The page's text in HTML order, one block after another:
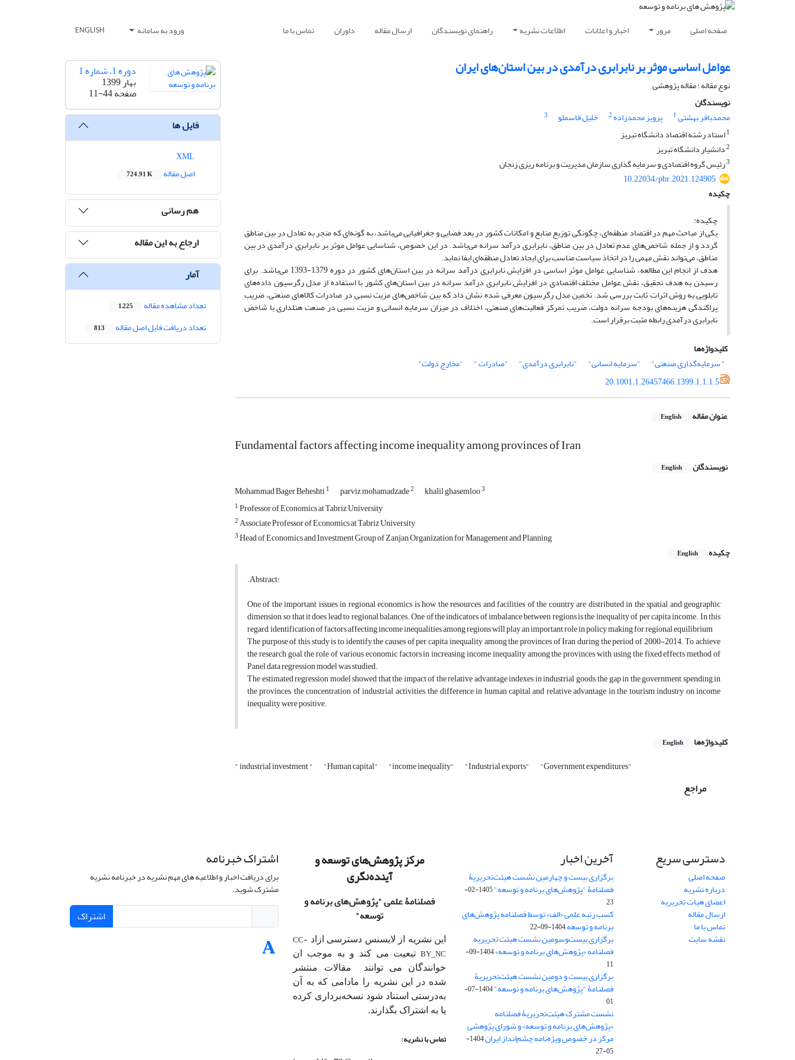
صفحه اصلی مرور اخبار و اعلانات اطلاعات نشریه راهنمای نویسندگان ارسال مقاله داوران تماس با ما ورود به سامانه ENGLISH
عوامل اساسی موثر بر نابرابری درآمدی در بین استان‌های ایران
نوع مقاله : مقاله پژوهشی
نویسندگان
محمدباقر بهشتی1 پرویز محمدزاده2 خلیل قاسملو
3
1استاد رشته اقتصاد دانشگاه تبریز
2دانشیار دانشگاه تبریز
3رئیس گروه اقتصادی و سرمایه گذاری سازمان مدیریت و برنامه ریزی زنجان
10.22034/pbr.2021.124905
چکیده
چکیده:
یکی از مباحث مهم در اقتصاد منطقه‌ای، چگونگی توزیع منابع و امکانات کشور در بعد فضایی و جغرافیایی می‌باشد، به گونه‌ای که منجر به تعادل در بین مناطق
گردد و از جمله شاخص‌های عدم تعادل در بین مناطق، نابرابری درآمد سرانه می‌باشد. در این خصوص، شناسایی عوامل موثر بر نابرابری درآمدی در بین
مناطق، می‌تواند نقش مهمی را در اتخاذ سیاست مناسب برای ایجاد تعادل منطقه‌ای ایفا نماید.
هدف از انجام این مطالعه، شناسایی عوامل موثر اساسی در افزایش نابرابری درآمد سرانه در بین استان‌های کشور در دوره 1379-1393 می‌باشد. برای
رسیدن به هدف تحقیق، نقش عوامل مختلف اقتصادی در افزایش نابرابری درآمد سرانه در بین استان‌های کشور با استفاده از مدل رگرسیون داده‌های
تابلویی به روش اثرات ثابت بررسی شد. تخمین مدل رگرسیون معرفی شده نشان داد که بین شاخص‌های مزیت نسبی در صادرات کالاهای صنعتی، ضریب
پراکندگی هزینه‌های بودجه سرانه دولت، ضریب تمرکز فعالیت‌های صنعتی، اختلاف در میزان سرمایه انسانی و مزیت نسبی در صنعت هتلداری با شاخص
نابرابری درآمدی رابطه مثبت برقرار است.
کلیدواژه‌ها
" سرمایه‌گذاری صنعتی"
"سرمایه انسانی" "نابرابری درآمدی" "صادرات "
"مخارج دولت"
20.1001.1.26457466.1399.1.1.1.5
عنوان مقاله English
Fundamental factors affecting income inequality among provinces of Iran
نویسندگان English
Mohammad Bager Beheshti1 parviz mohamadzade2 khalil ghasemloo3
1Professor of Economics at Tabriz University
2Associate Professor of Economics at Tabriz University
3Head of Economics and Investment Group of Zanjan Organization for Management and Planning
چکیده
English
.Abstract:
One of the important issues in regional economics is how the resources and facilities of the country are distributed in the spatial and geographic
dimension, so that it does lead to regional balances. One of the indicators of imbalance between regions is the inequality of per capita income. In this
regard, identification of factors affecting income inequalities among regions will play an important role in policy making for regional equilibrium
The purpose of this study is to identify the causes of per capita inequality among the provinces of Iran during the period of 2000-2014. To achieve
the research goal, the role of various economic factors in increasing income inequality among the provinces with using the fixed effects method of
Panel data regression model was studied.
The estimated regression model showed that the impact of the relative advantage indexes in industrial goods, the gap in the government spending in
the provinces, the concentration of industrial activities, the difference in human capital and relative advantage in the tourism industry on income
inequality were positive.
کلیدواژه‌ها English
" industrial investment " "Human capital" "income inequality" "Industrial exports" "Government expenditures"
مراجع
دوره 1، شماره 1
بهار 1399
صفحه11-44
فایل ها
اصل مقاله
724.91 K
هم رسانی
ارجاع به این مقاله
آمار
تعداد مشاهده مقاله 1,225
تعداد دریافت فایل اصل مقاله 813
دسترسی سریع
صفحه اصلی
درباره نشریه
اعضای هیات تحریریه
ارسال مقاله
تماس با ما
نقشه سایت
آخرین اخبار
برگزاری بیست و چهارمین نشست هیئت‌تحریریۀ
فصلنامۀ "پژوهش‌های برنامه و توسعه"
1405-02-
23
کسب رتبه علمی «الف» توسط فصلنامه پژوهش‌های
برنامه و توسعه1404-09-22
برگزاری بیست‌وسومین نشست هیئت‌ تحریریه
فصلنامه «پژوهش‌های برنامه و توسعه»
1404-09-
11
برگزاری بیست و دومین نشست هیئت‌تحریریۀ
فصلنامۀ "پژوهش‌های برنامه و توسعه"
1404-07-
01
نشست مشترک هیئت‌تحریریۀ فصلنامه
«پژوهش‌های برنامه و توسعه» و شورای پژوهشی
مرکز در خصوص ویژه‌نامه چشم‌انداز ایران
1404-
05-27
مرکز پژوهش‌های توسعه و
آینده‌نگری
فصلنامۀ علمی"پژوهش‌های برنامه و
توسعه"
این نشریه از لایسنس دسترسی ازاد CC-
BY_NCتبعیت می کند و به موجب ان
خوانندگان می توانند مقالات منتشر
شده در این نشریه را مادامی که به آن‌
به‌درستی استناد شود نسخه‌برداری کرده
یا به اشتراک بگذارند.
تماس با نشریه:
اشتراک خبرنامه
برای دریافت اخبار و اطلاعیه های مهم نشریه در خبرنامه نشریه
مشترک شوید.
اشتراک